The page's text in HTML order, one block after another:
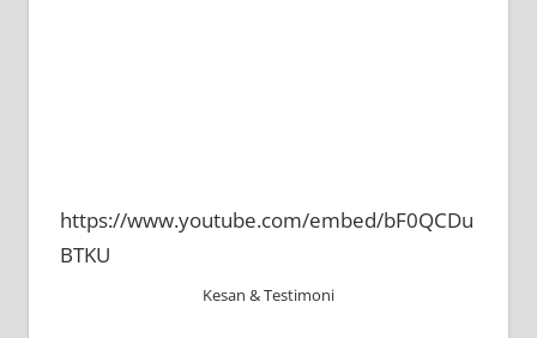
https://www.youtube.com/embed/bF0QCDu
BTKU
Kesan & Testimoni